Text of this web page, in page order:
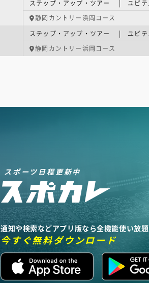
静岡カントリー浜岡コース
静岡カントリー浜岡コース
スポーツ日程更新中
通知や検索などアプリ版なら全機能使い放題
今すぐ無料ダウンロード